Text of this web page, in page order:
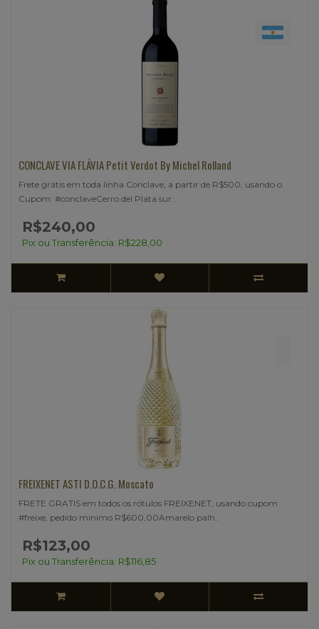
CONCLAVE VIA FLÁVIA Petit Verdot By Michel Rolland
Frete grátis em toda linha Conclave, a partir de R$500, usando o
Cupom: #conclaveCerro del Plata sur..
R$240,00
Pix ou Transferência: R$228,00
FREIXENET ASTI D.O.C.G. Moscato
FRETE GRATIS em todos os rótulos FREIXENET, usando cupom
#freixe, pedido mínimo R$600,00Amarelo palh..
R$123,00
Pix ou Transferência: R$116,85